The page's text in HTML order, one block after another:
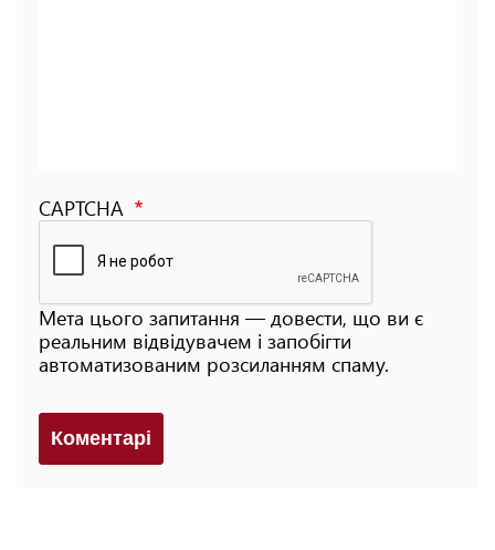
CAPTCHA
Мета цього запитання — довести, що ви є
реальним відвідувачем і запобігти
автоматизованим розсиланням спаму.
Коментарi